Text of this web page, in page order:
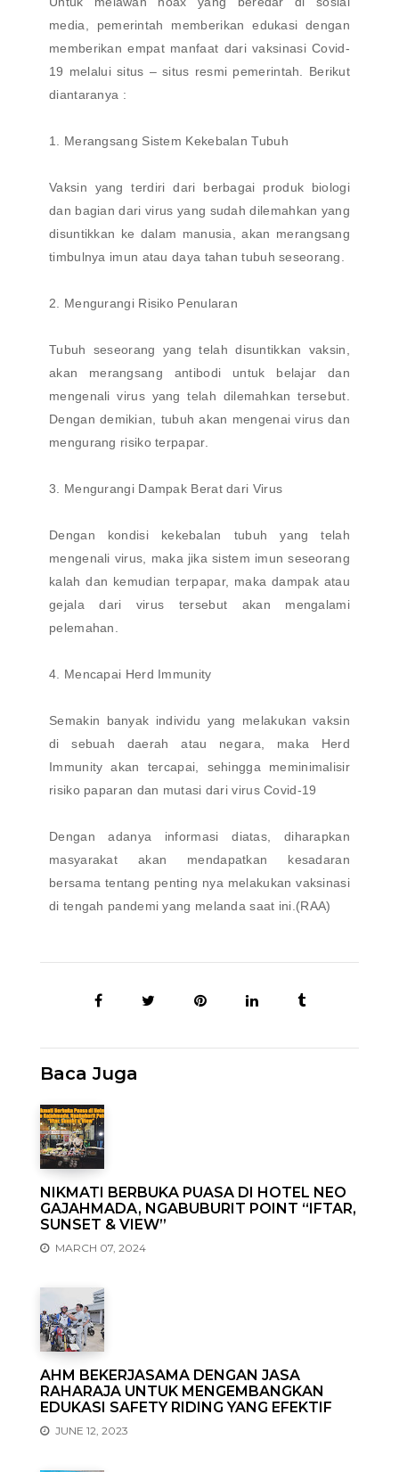
media, pemerintah memberikan edukasi dengan
memberikan empat manfaat dari vaksinasi Covid-
19 melalui situs – situs resmi pemerintah. Berikut
diantaranya :
1. Merangsang Sistem Kekebalan Tubuh
Vaksin yang terdiri dari berbagai produk biologi
dan bagian dari virus yang sudah dilemahkan yang
disuntikkan ke dalam manusia, akan merangsang
timbulnya imun atau daya tahan tubuh seseorang.
2. Mengurangi Risiko Penularan
Tubuh seseorang yang telah disuntikkan vaksin,
akan merangsang antibodi untuk belajar dan
mengenali virus yang telah dilemahkan tersebut.
Dengan demikian, tubuh akan mengenai virus dan
mengurang risiko terpapar.
3. Mengurangi Dampak Berat dari Virus
Dengan kondisi kekebalan tubuh yang telah
mengenali virus, maka jika sistem imun seseorang
kalah dan kemudian terpapar, maka dampak atau
gejala dari virus tersebut akan mengalami
pelemahan.
4. Mencapai Herd Immunity
Semakin banyak individu yang melakukan vaksin
di sebuah daerah atau negara, maka Herd
Immunity akan tercapai, sehingga meminimalisir
risiko paparan dan mutasi dari virus Covid-19
Dengan adanya informasi diatas, diharapkan
masyarakat akan mendapatkan kesadaran
bersama tentang penting nya melakukan vaksinasi
di tengah pandemi yang melanda saat ini.(RAA)
Baca Juga
NIKMATI BERBUKA PUASA DI HOTEL NEO
GAJAHMADA, NGABUBURIT POINT “IFTAR,
SUNSET & VIEW”
MARCH 07, 2024
AHM BEKERJASAMA DENGAN JASA
RAHARAJA UNTUK MENGEMBANGKAN
EDUKASI SAFETY RIDING YANG EFEKTIF
JUNE 12, 2023